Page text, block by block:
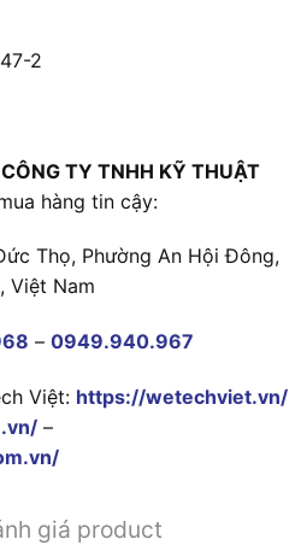
2
CÔNG TY TNHH KỸ THUẬT
hàng tin cậy:
Thọ, Phường An Hội Đông,
Việt Nam
– 0949.940.967
Việt: https://wetechviet.vn/
–
giá product